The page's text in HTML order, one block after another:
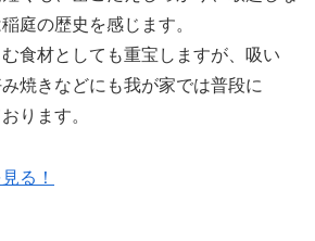
庭の歴史を感じます。
食材としても重宝しますが、吸い
焼きなどにも我が家では普段に
ります。
る！